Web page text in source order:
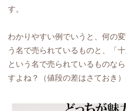
す。
わかりやすい例でいうと、何の
う名で売られているものと、「
という名で売られているものな
すよね？（値段の差はさておき）